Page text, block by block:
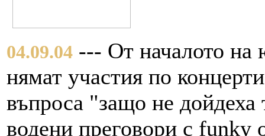
04.09.04 --- От началото на
нямат участия по
въпроса "защо не дойдеха
водени преговори с